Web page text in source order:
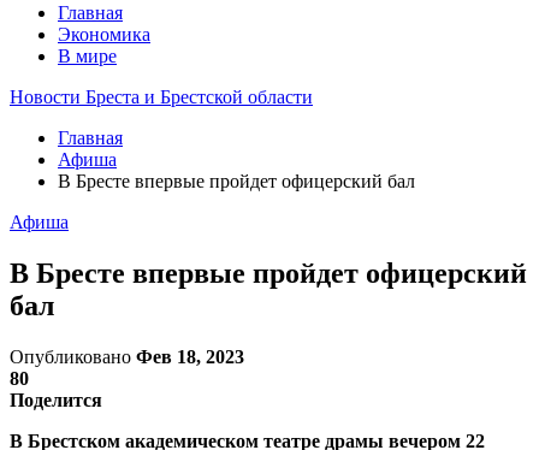
Главная
Экономика
В мире
Новости Бреста и Брестской области
Главная
Афиша
В Бресте впервые пройдет офицерский бал
Афиша
В Бресте впервые пройдет офицерский
бал
Опубликовано Фев 18, 2023
80
Поделится
В Брестском академическом театре драмы вечером 22